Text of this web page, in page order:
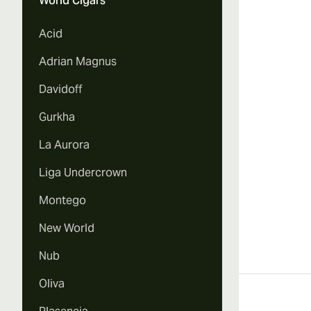
Acid
Adrian Magnus
Davidoff
Gurkha
La Aurora
Liga Undercrown
Montego
New World
Nub
Oliva